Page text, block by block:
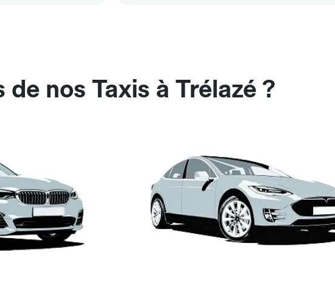
nos Taxis à Trélazé ?